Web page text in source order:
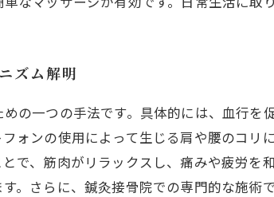
ズム解明
の一つの手法です。具体的には、血行
ォンの使用によって生じる肩や腰のコ
で、筋肉がリラックスし、痛みや疲労
。さらに、鍼灸接骨院での専門的な施